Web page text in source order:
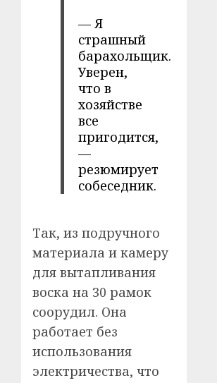
— Я
страшный
барахольщик.
Уверен,
что в
хозяйстве
все
пригодится,
—
резюмирует
собеседник.
Так, из подручного
материала и камеру
для вытапливания
воска на 30 рамок
соорудил. Она
работает без
использования
электричества, что